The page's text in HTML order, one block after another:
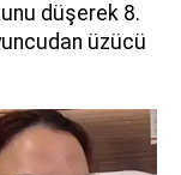
düşerek 8.
üzücü